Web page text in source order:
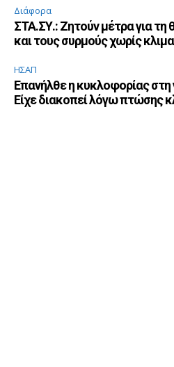
Διάφορα
ΣΤΑ.ΣΥ.: Ζητούν μέτρα για τη
και τους συρμούς χωρίς
ΗΣΑΠ
Επανήλθε η κυκλοφορίας
Είχε διακοπεί λόγω πτώσης